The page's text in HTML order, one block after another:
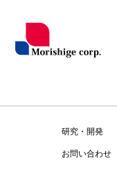
研究・開発
お問い合わせ